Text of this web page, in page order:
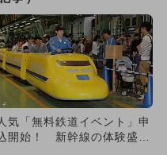
気「無料鉄道イベント」申
開始！ 新幹線の体験盛り